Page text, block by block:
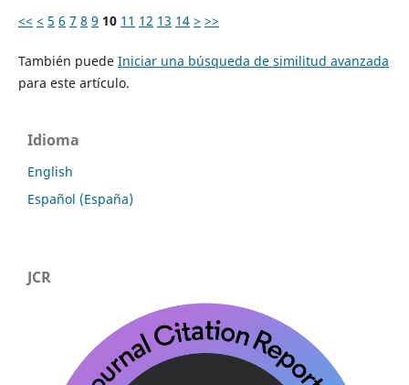
<< < 5 6 7 8 9 10 11 12 13 14 > >>
También puede Iniciar una búsqueda de similitud avanzada
para este artículo.
Idioma
English
Español (España)
JCR